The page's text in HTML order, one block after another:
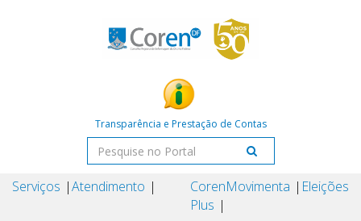
Transparência e Prestação de Contas
Serviços Atendimento
Coren
Plus
Movimenta Eleições